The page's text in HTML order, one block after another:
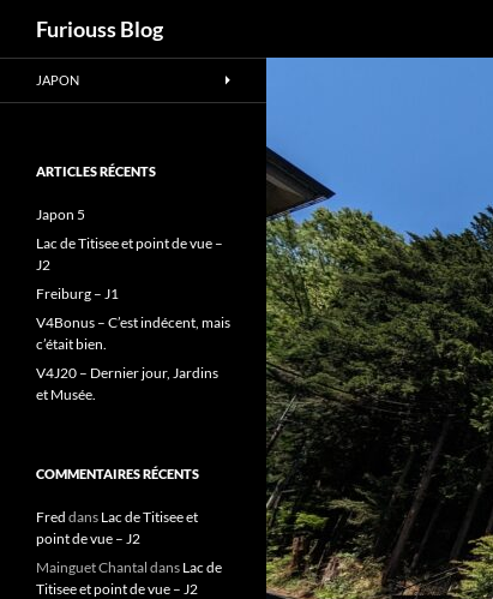
au
Furiouss Blog
JAPON
ARTICLES RÉCENTS
Japon 5
Lac de Titisee et point de vue –
J2
Freiburg – J1
V4Bonus – C’est indécent, mais
c’était bien.
V4J20 – Dernier jour, Jardins
et Musée.
COMMENTAIRES RÉCENTS
Fred dans Lac de Titisee et
point de vue – J2
Mainguet Chantal dans Lac de
Titisee et point de vue – J2